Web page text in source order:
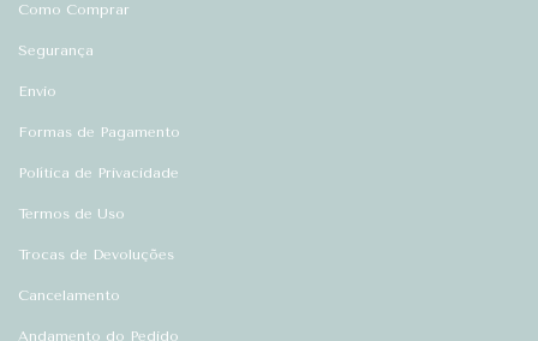
Como Comprar
Segurança
Envio
Formas de Pagamento
Política de Privacidade
Termos de Uso
Trocas de Devoluções
Cancelamento
Andamento do Pedido